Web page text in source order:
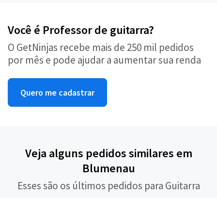
Você é Professor de guitarra?
O GetNinjas recebe mais de 250 mil pedidos
por mês e pode ajudar a aumentar sua renda
Quero me cadastrar
Veja alguns pedidos similares em
Blumenau
Esses são os últimos pedidos para Guitarra